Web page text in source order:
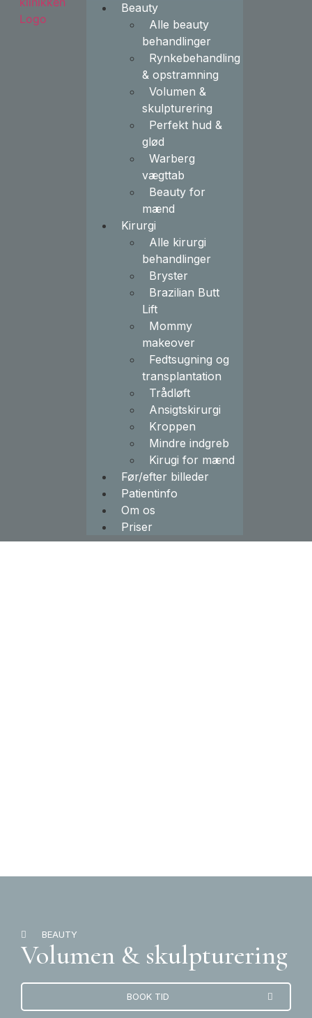
Beauty
Alle beauty
behandlinger
Rynkebehandling
& opstramning
Volumen &
skulpturering
Perfekt hud &
glød
Warberg
vægttab
Beauty for
mænd
Kirurgi
Alle kirurgi
behandlinger
Bryster
Brazilian Butt
Lift
Mommy
makeover
Fedtsugning og
transplantation
Trådløft
Ansigtskirurgi
Kroppen
Mindre indgreb
Kirugi for mænd
Før/efter billeder
Patientinfo
Om os
Priser
BEAUTY
Volumen & skulpturering
BOOK TID